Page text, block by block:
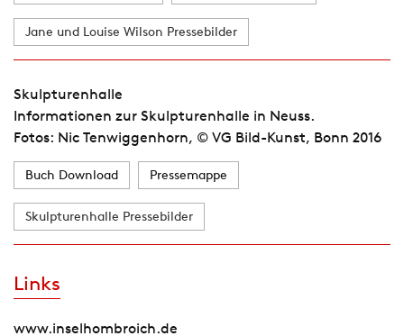
Jane und Louise Wilson Pressebilder
Skulpturenhalle
Informationen zur Skulpturenhalle in Neuss.
Fotos: Nic Tenwiggenhorn, © VG Bild-Kunst, Bonn 2016
Buch Download Pressemappe
Skulpturenhalle Pressebilder
Links
www.inselhombroich.de